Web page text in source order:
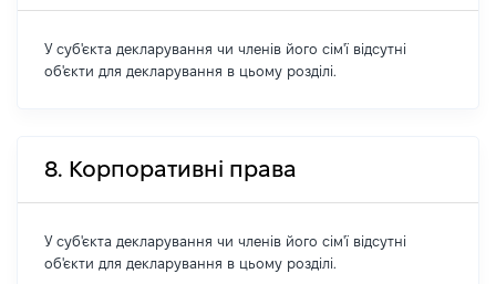
У суб'єкта декларування чи членів його сім'ї відсутні
об'єкти для декларування в цьому розділі.
8. Корпоративні права
У суб'єкта декларування чи членів його сім'ї відсутні
об'єкти для декларування в цьому розділі.